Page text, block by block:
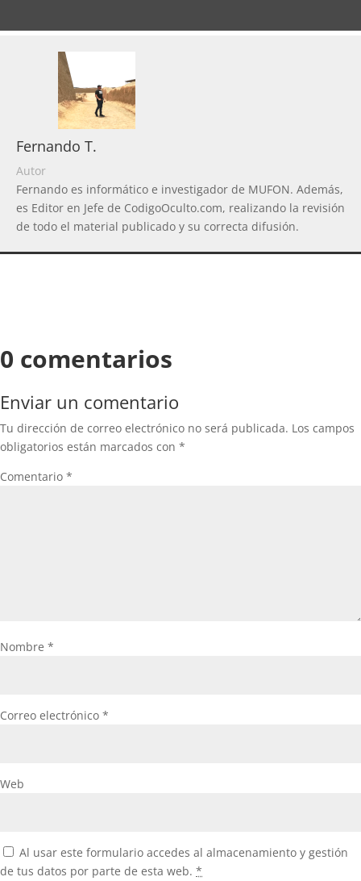
Fernando T.
Autor
Fernando es informático e investigador de MUFON. Además,
es Editor en Jefe de CodigoOculto.com, realizando la revisión
de todo el material publicado y su correcta difusión.
0 comentarios
Enviar un comentario
Tu dirección de correo electrónico no será publicada. Los campos
obligatorios están marcados con *
Comentario *
Nombre *
Correo electrónico *
Web
Al usar este formulario accedes al almacenamiento y gestión
de tus datos por parte de esta web. *